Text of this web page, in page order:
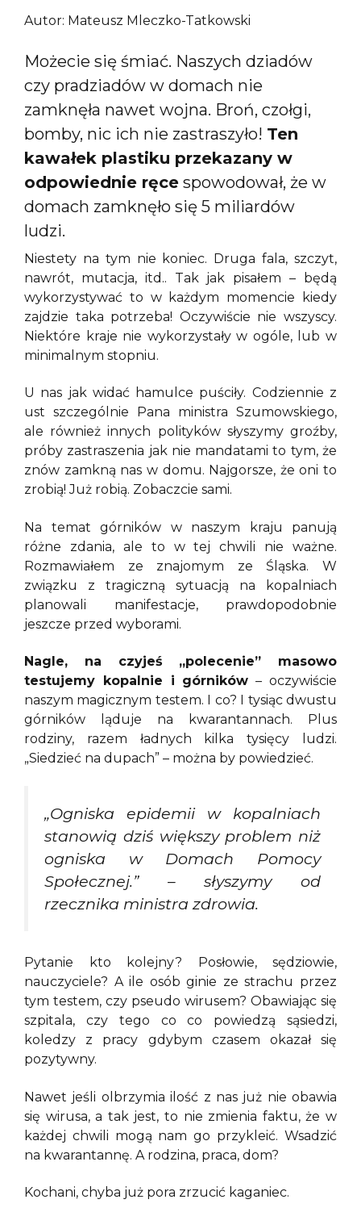
Autor: Mateusz Mleczko-Tatkowski
Możecie się śmiać. Naszych dziadów
czy pradziadów w domach nie
zamknęła nawet wojna. Broń, czołgi,
bomby, nic ich nie zastraszyło! Ten
kawałek plastiku przekazany w
odpowiednie ręce spowodował, że w
domach zamknęło się 5 miliardów
ludzi.
Niestety na tym nie koniec. Druga fala, szczyt,
nawrót, mutacja, itd.. Tak jak pisałem – będą
wykorzystywać to w każdym momencie kiedy
zajdzie taka potrzeba! Oczywiście nie wszyscy.
Niektóre kraje nie wykorzystały w ogóle, lub w
minimalnym stopniu.
U nas jak widać hamulce puściły. Codziennie z
ust szczególnie Pana ministra Szumowskiego,
ale również innych polityków słyszymy groźby,
próby zastraszenia jak nie mandatami to tym, że
znów zamkną nas w domu. Najgorsze, że oni to
zrobią! Już robią. Zobaczcie sami.
Na temat górników w naszym kraju panują
różne zdania, ale to w tej chwili nie ważne.
Rozmawiałem ze znajomym ze Śląska. W
związku z tragiczną sytuacją na kopalniach
planowali manifestacje, prawdopodobnie
jeszcze przed wyborami.
Nagle, na czyjeś „polecenie” masowo
testujemy kopalnie i górników – oczywiście
naszym magicznym testem. I co? I tysiąc dwustu
górników ląduje na kwarantannach. Plus
rodziny, razem ładnych kilka tysięcy ludzi.
„Siedzieć na dupach” – można by powiedzieć.
„Ogniska epidemii w kopalniach
stanowią dziś większy problem niż
ogniska w Domach Pomocy
Społecznej.” – słyszymy od
rzecznika ministra zdrowia.
Pytanie kto kolejny? Posłowie, sędziowie,
nauczyciele? A ile osób ginie ze strachu przez
tym testem, czy pseudo wirusem? Obawiając się
szpitala, czy tego co co powiedzą sąsiedzi,
koledzy z pracy gdybym czasem okazał się
pozytywny.
Nawet jeśli olbrzymia ilość z nas już nie obawia
się wirusa, a tak jest, to nie zmienia faktu, że w
każdej chwili mogą nam go przykleić. Wsadzić
na kwarantannę. A rodzina, praca, dom?
Kochani, chyba już pora zrzucić kaganiec.